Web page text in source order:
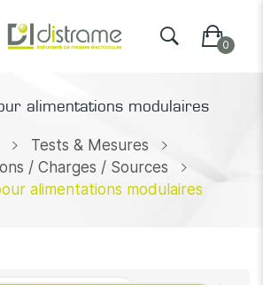
alimentations modulaires
Tests & Mesures
/ Charges / Sources
alimentations modulaires